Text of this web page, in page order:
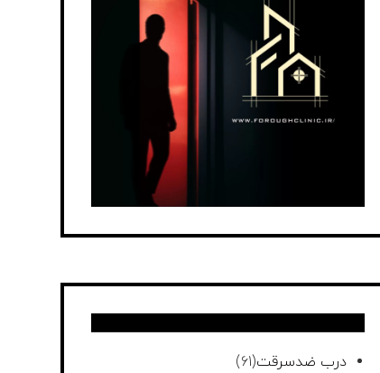
درب ضدسرقت(61)